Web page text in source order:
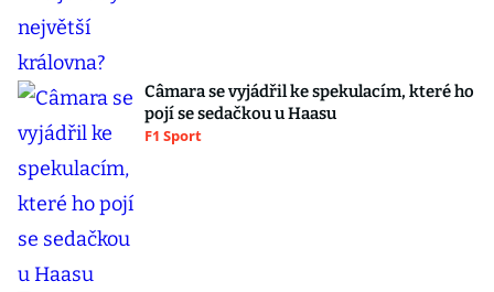
Câmara se vyjádřil ke spekulacím, které ho
pojí se sedačkou u Haasu
F1 Sport